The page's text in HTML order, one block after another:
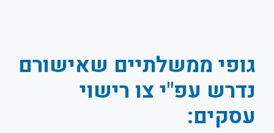
גופי ממשלתיים שאישורם
נדרש עפ"י צו רישוי
עסקים: